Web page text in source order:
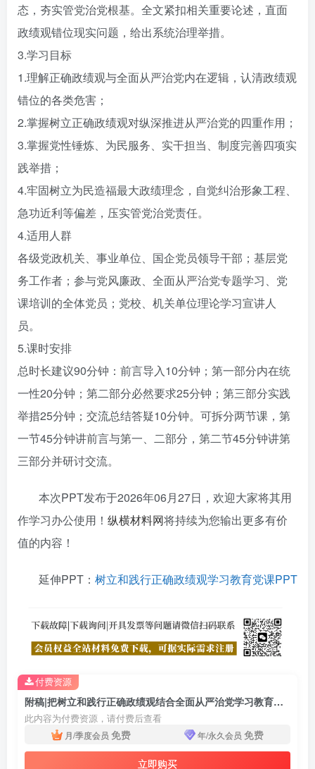
态，夯实管党治党根基。全文紧扣相关重要论述，直面
政绩观错位现实问题，给出系统治理举措。
3.学习目标
1.理解正确政绩观与全面从严治党内在逻辑，认清政绩观
错位的各类危害；
2.掌握树立正确政绩观对纵深推进从严治党的四重作用；
3.掌握党性锤炼、为民服务、实干担当、制度完善四项实
践举措；
4.牢固树立为民造福最大政绩理念，自觉纠治形象工程、
急功近利等偏差，压实管党治党责任。
4.适用人群
各级党政机关、事业单位、国企党员领导干部；基层党
务工作者；参与党风廉政、全面从严治党专题学习、党
课培训的全体党员；党校、机关单位理论学习宣讲人
员。
5.课时安排
总时长建议90分钟：前言导入10分钟；第一部分内在统
一性20分钟；第二部分必然要求25分钟；第三部分实践
举措25分钟；交流总结答疑10分钟。可拆分两节课，第
一节45分钟讲前言与第一、二部分，第二节45分钟讲第
三部分并研讨交流。
本次PPT发布于2026年06月27日，欢迎大家将其用
作学习办公使用！ 纵横材料网将持续为您输出更多有价
值的内容！
延伸PPT： 树立和践行正确政绩观学习教育党课PPT
附稿|把树立和践行正确政绩观结合全面从严治党学习教育党课专题PPT完整版下载
此内容为付费资源，请付费后查看
月/季度会员 免费 年/永久会员 免费
立即购买
付费资源